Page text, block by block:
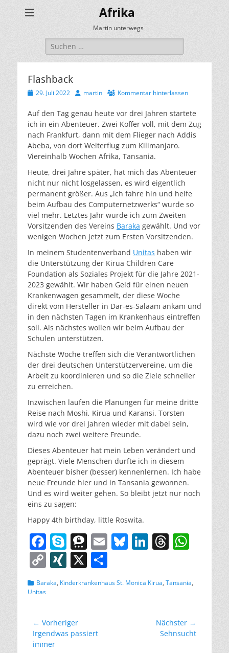
Afrika
Martin unterwegs
Suchen
nach:
Flashback
Veröffentlicht
29. Juli 2022 Autormartin Kommentar hinterlassen
Auf den Tag genau heute vor drei Jahren startete
ich in ein Abenteuer. Zwei Koffer voll, mit dem Zug
nach Frankfurt, dann mit dem Flieger nach Addis
Abeba, von dort Weiterflug zum Kilimanjaro.
Viereinhalb Wochen Afrika, Tansania.
Heute, drei Jahre später, hat mich das Abenteuer
nicht nur nicht losgelassen, es wird eigentlich
permanent größer. Aus „ich fahre hin und helfe
beim Aufbau des Computernetzwerks“ wurde so
viel mehr. Letztes Jahr wurde ich zum Zweiten
Vorsitzenden des Vereins Baraka gewählt. Und vor
wenigen Wochen jetzt zum Ersten Vorsitzenden.
In meinem Studentenverband Unitas haben wir
die Unterstützung der Kirua Children Care
Foundation als Soziales Projekt für die Jahre 2021-
2023 gewählt. Wir haben Geld für einen neuen
Krankenwagen gesammelt, der diese Woche
direkt vom Hersteller in Dar-es-Salaam ankam und
in den nächsten Tagen im Krankenhaus eintreffen
soll. Als nächstes wollen wir beim Aufbau der
Schulen unterstützen.
Nächste Woche treffen sich die Verantwortlichen
der drei deutschen Unterstützervereine, um die
Arbeit zu koordinieren und so die Ziele schneller
zu erreichen.
Inzwischen laufen die Planungen für meine dritte
Reise nach Moshi, Kirua und Karansi. Torsten
wird wie vor drei Jahren wieder mit dabei sein,
dazu noch zwei weitere Freunde.
Dieses Abenteuer hat mein Leben verändert und
geprägt. Viele Menschen durfte ich in diesem
Abenteuer bisher (besser) kennenlernen. Ich habe
neue Freunde hier und in Tansania gewonnen.
Und es wird weiter gehen. So bleibt jetzt nur noch
eins zu sagen:
Happy 4th birthday, little Roswita.
F
a
c
e
o
o
S
k
y
p
T
h
re
e
E
l
Bl
sk
Li
e
n
T
a
s
s
p
p
C
o
p
Li
n
XI
N
G
X
ei
le
Kategorien
Baraka, Kinderkrankenhaus St. Monica Kirua, Tansania,
Unitas
Beitragsnavigation
← Vorheriger
Vorheriger
Beitrag:
Irgendwas passiert
immer
Nächster →
Sehnsucht